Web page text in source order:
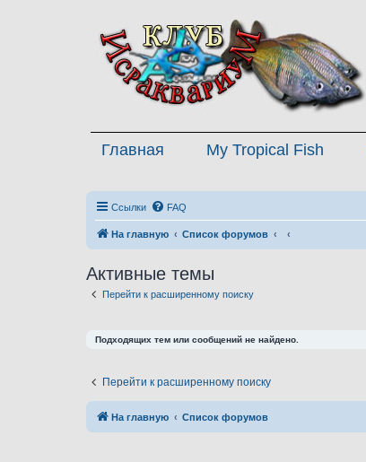
Главная My Tropical Fish
Ссылки FAQ
На главную Список форумов
Активные темы
Перейти к расширенному поиску
Подходящих тем или сообщений не найдено.
Перейти к расширенному поиску
На главную Список форумов